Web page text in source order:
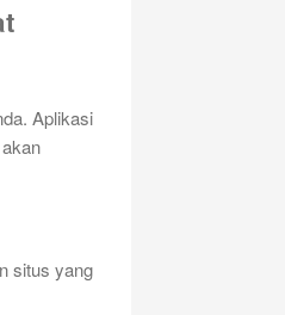
Aplikasi
situs yang